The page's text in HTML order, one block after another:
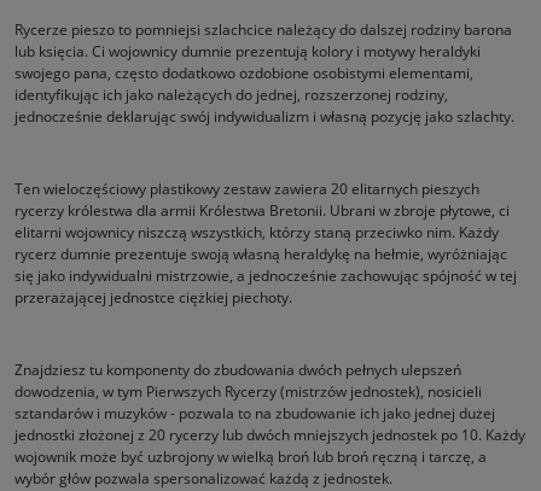
Rycerze pieszo to pomniejsi szlachcice należący do dalszej rodziny barona
lub księcia. Ci wojownicy dumnie prezentują kolory i motywy heraldyki
swojego pana, często dodatkowo ozdobione osobistymi elementami,
identyfikując ich jako należących do jednej, rozszerzonej rodziny,
jednocześnie deklarując swój indywidualizm i własną pozycję jako szlachty.
Ten wieloczęściowy plastikowy zestaw zawiera 20 elitarnych pieszych
rycerzy królestwa dla armii Królestwa Bretonii. Ubrani w zbroje płytowe, ci
elitarni wojownicy niszczą wszystkich, którzy staną przeciwko nim. Każdy
rycerz dumnie prezentuje swoją własną heraldykę na hełmie, wyróżniając
się jako indywidualni mistrzowie, a jednocześnie zachowując spójność w tej
przerażającej jednostce ciężkiej piechoty.
Znajdziesz tu komponenty do zbudowania dwóch pełnych ulepszeń
dowodzenia, w tym Pierwszych Rycerzy (mistrzów jednostek), nosicieli
sztandarów i muzyków - pozwala to na zbudowanie ich jako jednej dużej
jednostki złożonej z 20 rycerzy lub dwóch mniejszych jednostek po 10. Każdy
wojownik może być uzbrojony w wielką broń lub broń ręczną i tarczę, a
wybór głów pozwala spersonalizować każdą z jednostek.